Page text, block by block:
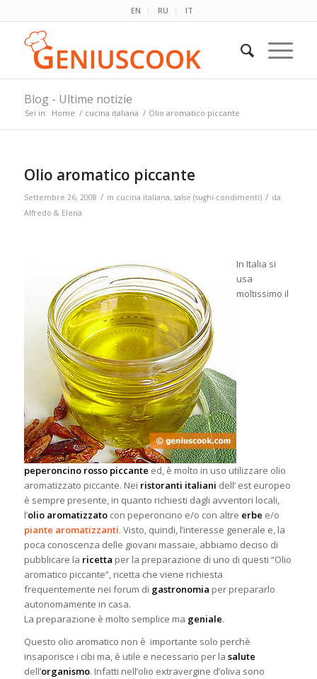
EN RU IT
Blog - Ultime notizie
Sei in: Home / cucina italiana / Olio aromatico piccante
Olio aromatico piccante
Settembre 26, 2008 / in cucina italiana, salse (sughi-condimenti) / da
Alfredo & Elena
In Italia si
usa
moltissimo il
peperoncino rosso piccante ed, è molto in uso utilizzare olio
aromatizzato piccante. Nei ristoranti italiani dell’ est europeo
è sempre presente, in quanto richiesti dagli avventori locali,
l’olio aromatizzatocon peperoncino e/o con altre erbe e/o
piante aromatizzanti. Visto, quindi, l’interesse generale e, la
poca conoscenza delle giovani massaie, abbiamo deciso di
pubblicare la ricetta per la preparazione di uno di questi “Olio
aromatico piccante”, ricetta che viene richiesta
frequentemente nei forum di gastronomia per prepararlo
autonomamente in casa.
La preparazione è molto semplice ma geniale.
Questo olio aromatico non è importante solo perchè
insaporisce i cibi ma, è utile e necessario per la salute
dell’organismo. Infatti nell’olio extravergine d’oliva sono